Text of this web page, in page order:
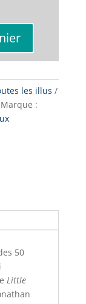
les illus
Marque :
50
Little